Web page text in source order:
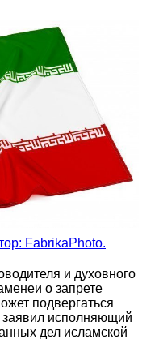
FabrikaPhoto.
и духовного
о запрете
подвергаться
исполняющий
дел исламской